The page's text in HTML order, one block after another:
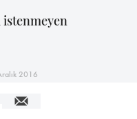
2016